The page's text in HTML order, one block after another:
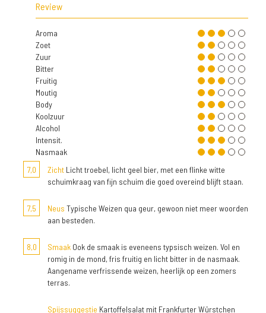
Review
Aroma
Zoet
Zuur
Bitter
Fruitig
Moutig
Body
Koolzuur
Alcohol
Intensit.
Nasmaak
7,0
Zicht Licht troebel, licht geel bier, met een flinke witte
schuimkraag van fijn schuim die goed overeind blijft staan.
7,5 Neus Typische Weizen qua geur, gewoon niet meer woorden
aan besteden.
8,0 Smaak Ook de smaak is eveneens typsisch weizen. Vol en
romig in de mond, fris fruitig en licht bitter in de nasmaak.
Aangename verfrissende weizen, heerlijk op een zomers
terras.
Spijssuggestie Kartoffelsalat mit Frankfurter Würstchen